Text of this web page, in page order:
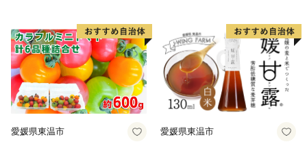
愛媛県東温市 愛媛県東温市